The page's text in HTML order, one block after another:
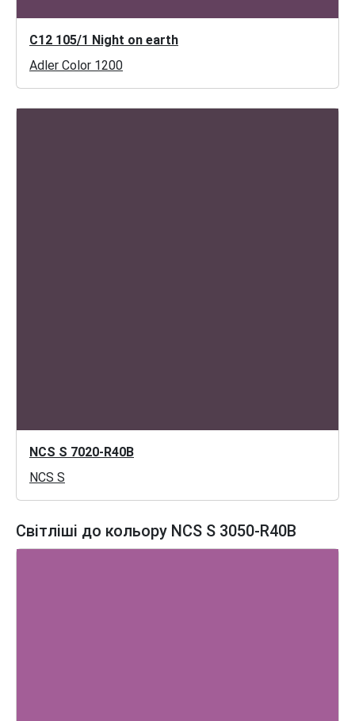
C12 105/1 Night on earth
Adler Color 1200
NCS S 7020-R40B
NCS S
Світліші до кольору NCS S 3050-R40B